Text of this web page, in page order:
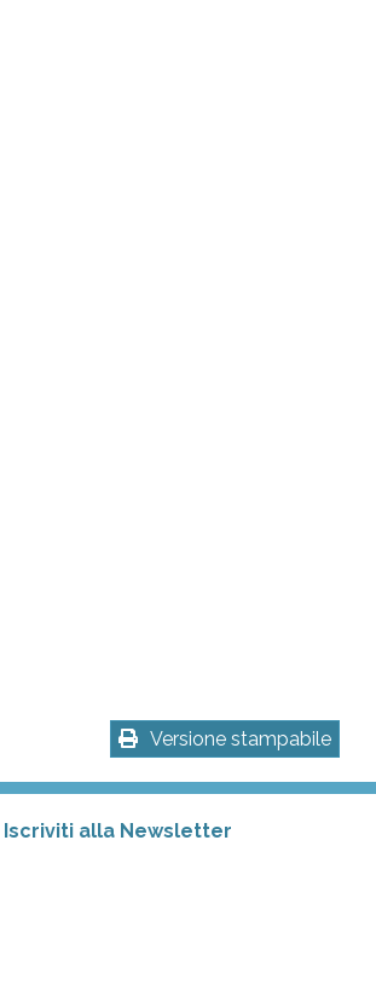
Versione stampabile
Iscriviti alla Newsletter